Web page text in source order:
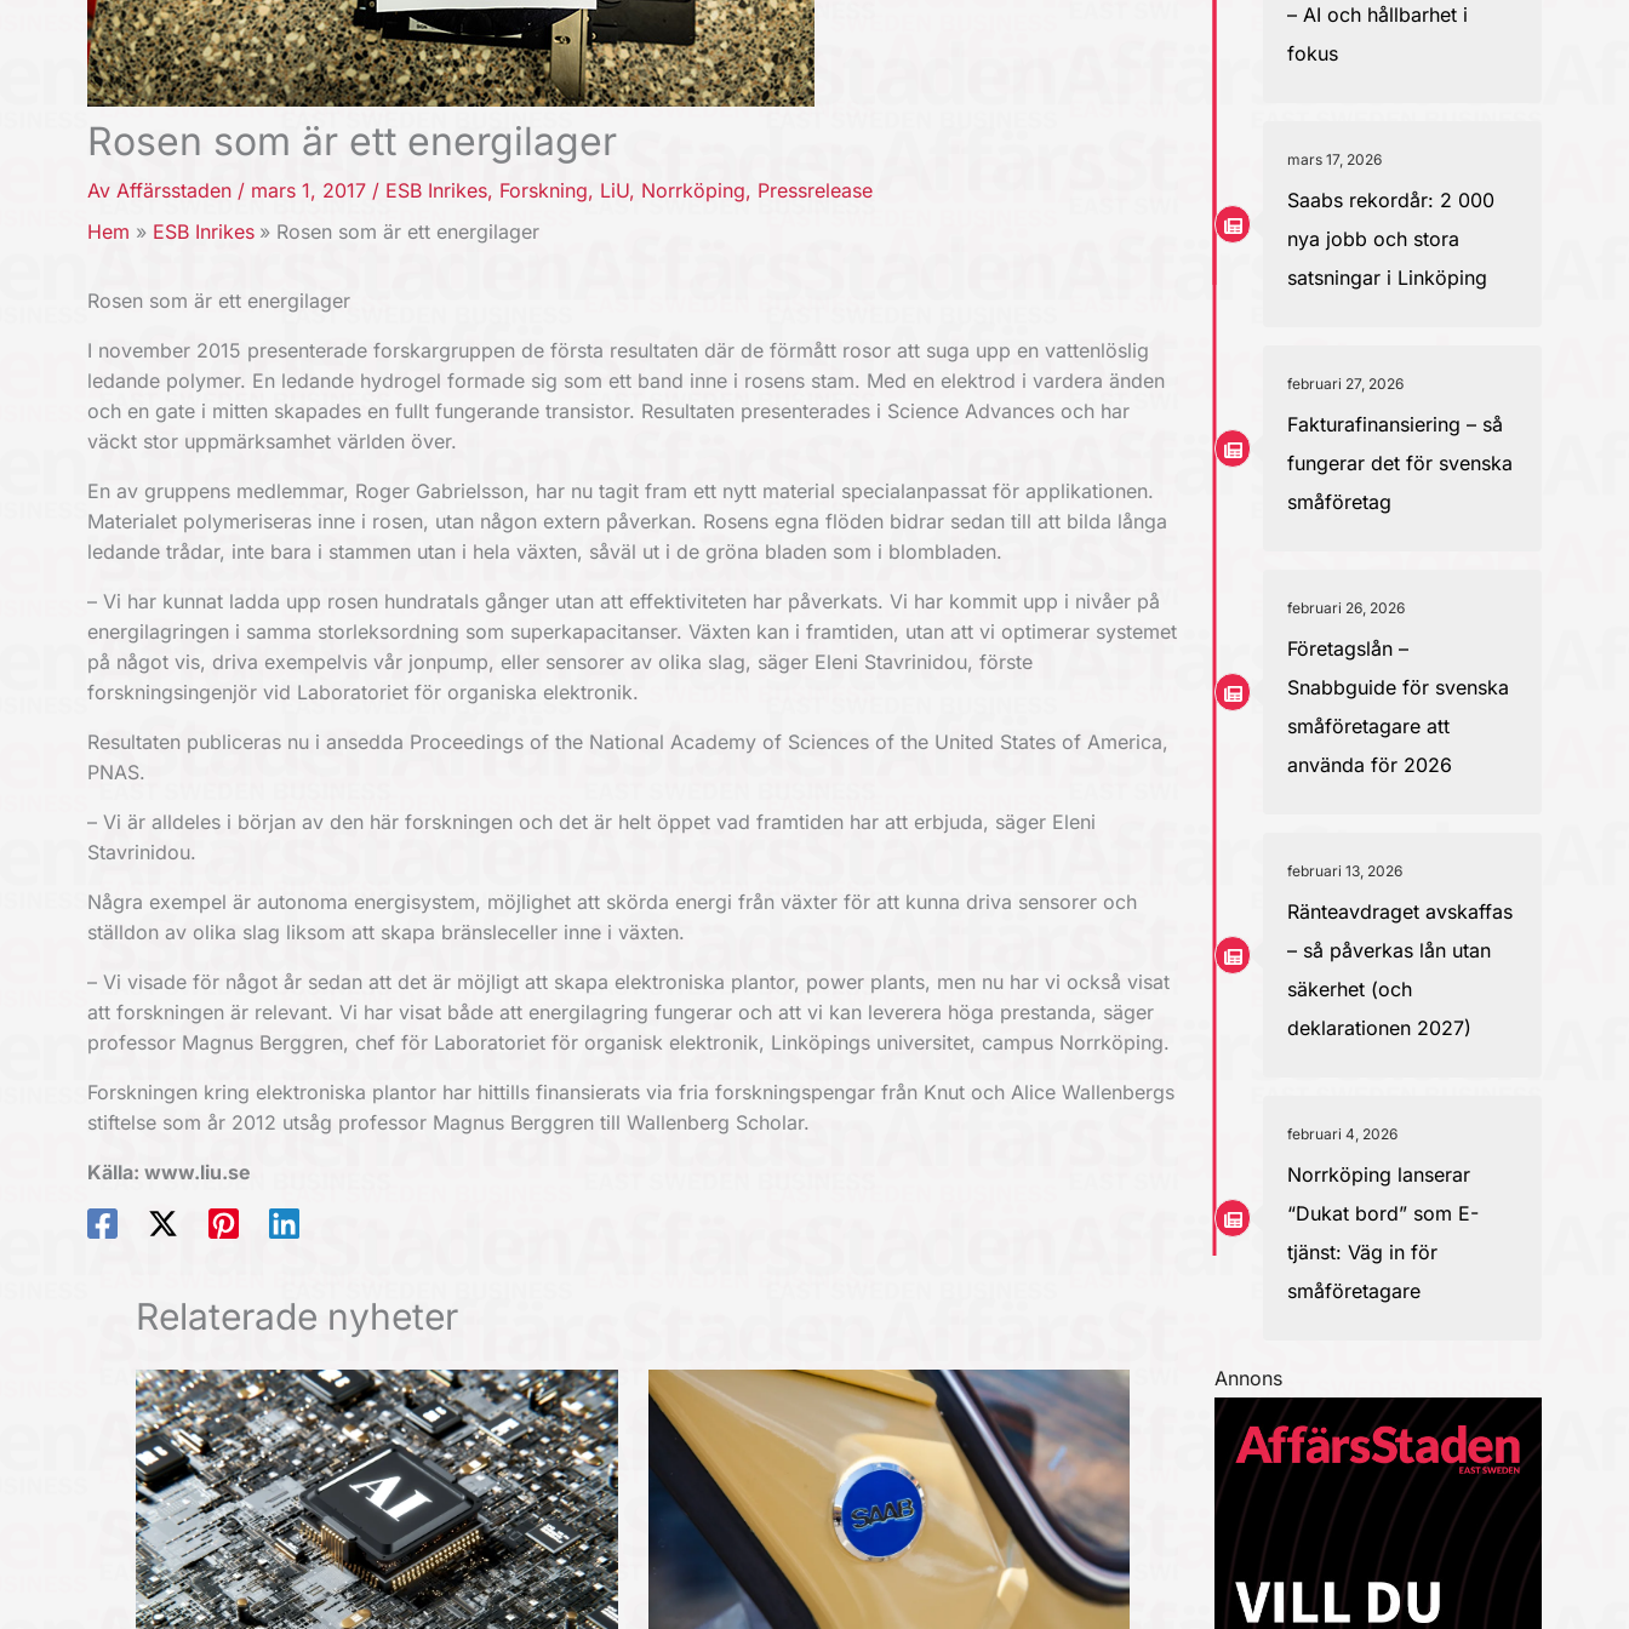
Rosen som är ett energilager
Av Affärsstaden / mars 1, 2017 / ESB Inrikes, Forskning, LiU, Norrköping, Pressrelease
Hem
ESB Inrikes Rosen som är ett energilager
Rosen som är ett energilager
I november 2015 presenterade forskargruppen de första resultaten där de förmått rosor att suga upp en vattenlöslig
ledande polymer. En ledande hydrogel formade sig som ett band inne i rosens stam. Med en elektrod i vardera änden
och en gate i mitten skapades en fullt fungerande transistor. Resultaten presenterades i Science Advances och har
väckt stor uppmärksamhet världen över.
En av gruppens medlemmar, Roger Gabrielsson, har nu tagit fram ett nytt material specialanpassat för applikationen.
Materialet polymeriseras inne i rosen, utan någon extern påverkan. Rosens egna flöden bidrar sedan till att bilda långa
ledande trådar, inte bara i stammen utan i hela växten, såväl ut i de gröna bladen som i blombladen.
– Vi har kunnat ladda upp rosen hundratals gånger utan att effektiviteten har påverkats. Vi har kommit upp i nivåer på
energilagringen i samma storleksordning som superkapacitanser. Växten kan i framtiden, utan att vi optimerar systemet
på något vis, driva exempelvis vår jonpump, eller sensorer av olika slag, säger Eleni Stavrinidou, förste
forskningsingenjör vid Laboratoriet för organiska elektronik.
Resultaten publiceras nu i ansedda Proceedings of the National Academy of Sciences of the United States of America,
PNAS.
– Vi är alldeles i början av den här forskningen och det är helt öppet vad framtiden har att erbjuda, säger Eleni
Stavrinidou.
Några exempel är autonoma energisystem, möjlighet att skörda energi från växter för att kunna driva sensorer och
ställdon av olika slag liksom att skapa bränsleceller inne i växten.
– Vi visade för något år sedan att det är möjligt att skapa elektroniska plantor, power plants, men nu har vi också visat
att forskningen är relevant. Vi har visat både att energilagring fungerar och att vi kan leverera höga prestanda, säger
professor Magnus Berggren, chef för Laboratoriet för organisk elektronik, Linköpings universitet, campus Norrköping.
Forskningen kring elektroniska plantor har hittills finansierats via fria forskningspengar från Knut och Alice Wallenbergs
stiftelse som år 2012 utsåg professor Magnus Berggren till Wallenberg Scholar.
Källa: www.liu.se
Relaterade nyheter
– AI och hållbarhet i
fokus
mars 17, 2026
Saabs rekordår: 2 000
nya jobb och stora
satsningar i Linköping
februari 27, 2026
Fakturafinansiering – så
fungerar det för svenska
småföretag
februari 26, 2026
Företagslån –
Snabbguide för svenska
småföretagare att
använda för 2026
februari 13, 2026
Ränteavdraget avskaffas
– så påverkas lån utan
säkerhet (och
deklarationen 2027)
februari 4, 2026
Norrköping lanserar
“Dukat bord” som E-
tjänst: Väg in för
småföretagare
Annons